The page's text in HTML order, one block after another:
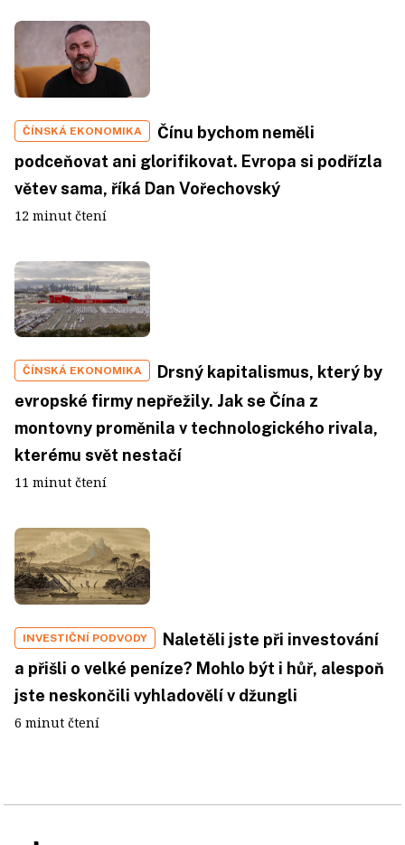
ČÍNSKÁ EKONOMIKA
Čínu bychom neměli
podceňovat ani glorifikovat. Evropa si podřízla
větev sama, říká Dan Vořechovský
12 minut čtení
ČÍNSKÁ EKONOMIKA
Drsný kapitalismus, který by
evropské firmy nepřežily. Jak se Čína z
montovny proměnila v technologického rivala,
kterému svět nestačí
11 minut čtení
INVESTIČNÍ PODVODY
Naletěli jste při investování
a přišli o velké peníze? Mohlo být i hůř, alespoň
jste neskončili vyhladovělí v džungli
6 minut čtení